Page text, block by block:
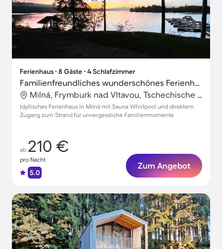
Ferienhaus ∙ 8 Gäste ∙ 4 Schlafzimmer
Familienfreundliches wunderschönes Ferienhaus mit Terrasse, Grill und Whirlpool | Hunde erlaubt
Milná, Frymburk nad Vltavou, Tschechische Republik
Idyllisches Ferienhaus in Milná mit Sauna Whirlpool und direktem
Zugang zum Strand für unvergessliche Familienmomente
ab 210 €
pro Nacht
5.0
Zum Angebot